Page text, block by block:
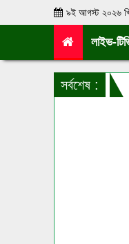
৯ই আগস্ট ২০২৬
লাইভ-
সর্বশেষ :